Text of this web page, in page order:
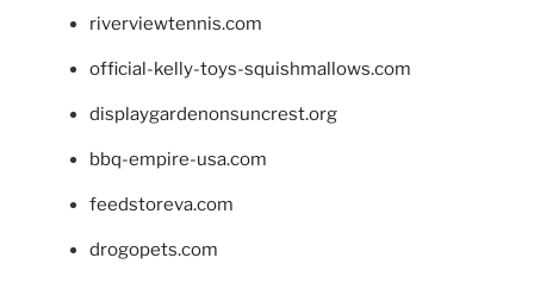
riverviewtennis.com
official-kelly-toys-squishmallows.com
displaygardenonsuncrest.org
bbq-empire-usa.com
feedstoreva.com
drogopets.com